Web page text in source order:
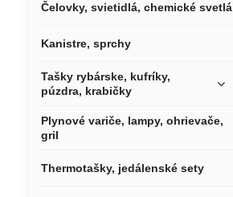
Čelovky, svietidlá, chemické svetlá
Kanistre, sprchy
Tašky rybárske, kufríky,
púzdra, krabičky
Plynové variče, lampy, ohrievače,
gril
Thermotašky, jedálenské sety